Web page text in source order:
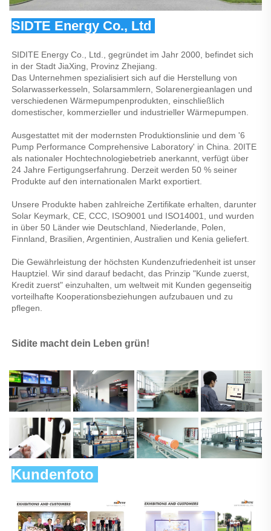
SIDTE Energy Co., Ltd
SIDITE Energy Co., Ltd., gegründet im Jahr 2000, befindet sich
in der Stadt JiaXing, Provinz Zhejiang.
Das Unternehmen spezialisiert sich auf die Herstellung von
Solarwasserkesseln, Solarsammlern, Solarenergieanlagen und
verschiedenen Wärmepumpenprodukten, einschließlich
domestischer, kommerzieller und industrieller Wärmepumpen.
Ausgestattet mit der modernsten Produktionslinie und dem '6
Pump Performance Comprehensive Laboratory' in China. 20ITE
als nationaler Hochtechnologiebetrieb anerkannt, verfügt über
24 Jahre Fertigungserfahrung. Derzeit werden 50 % seiner
Produkte auf den internationalen Markt exportiert.
Unsere Produkte haben zahlreiche Zertifikate erhalten, darunter
Solar Keymark, CE, CCC, ISO9001 und ISO14001, und wurden
in über 50 Länder wie Deutschland, Niederlande, Polen,
Finnland, Brasilien, Argentinien, Australien und Kenia geliefert.
Die Gewährleistung der höchsten Kundenzufriedenheit ist unser
Hauptziel. Wir sind darauf bedacht, das Prinzip "Kunde zuerst,
Kredit zuerst" einzuhalten, um weltweit mit Kunden gegenseitig
vorteilhafte Kooperationsbeziehungen aufzubauen und zu
pflegen.
Sidite macht dein Leben grün!
Kundenfoto